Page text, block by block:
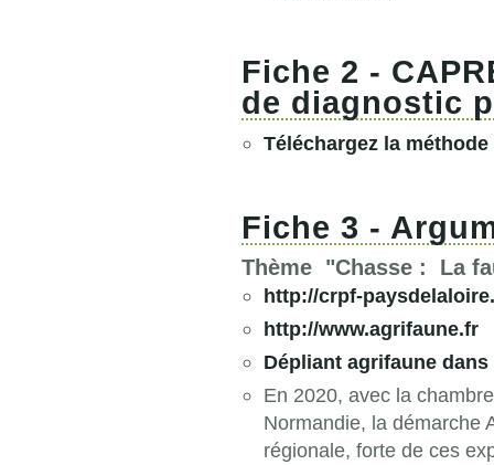
Fiche 2 -
de diagnostic
Téléchargez la
Fiche 3 -
Thème "Chasse : La
http://crpf-
http://www.agrifaune.fr
Dépliant agrifaune
En 2020, avec la
Normandie, la démarche
régionale, forte de ces